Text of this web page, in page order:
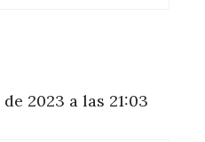
2023 a las 21:03